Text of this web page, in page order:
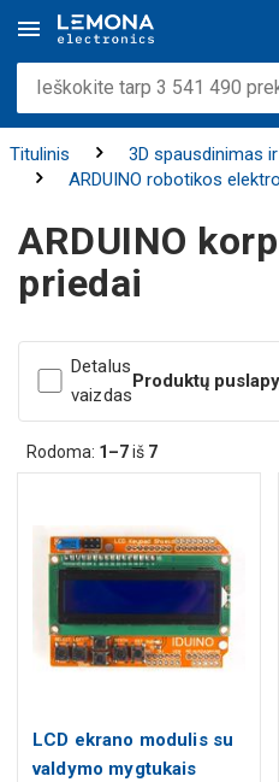
Titulinis
3D spausdinimas
ARDUINO robotikos
ARDUINO
priedai
Detalus
vaizdas
Produktų
Rodoma: 1–7iš 7
LCD ekrano modulis su
valdymo mygtukais